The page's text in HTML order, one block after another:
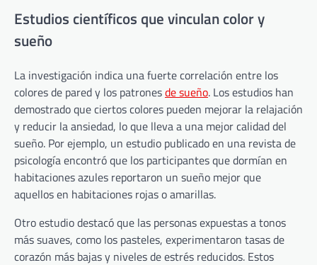
Estudios científicos que vinculan color y
sueño
La investigación indica una fuerte correlación entre los
colores de pared y los patronesde sueño. Los estudios han
demostrado que ciertos colores pueden mejorar la relajación
y reducir la ansiedad, lo que lleva a una mejor calidad del
sueño. Por ejemplo, un estudio publicado en una revista de
psicología encontró que los participantes que dormían en
habitaciones azules reportaron un sueño mejor que
aquellos en habitaciones rojas o amarillas.
Otro estudio destacó que las personas expuestas a tonos
más suaves, como los pasteles, experimentaron tasas de
corazón más bajas y niveles de estrés reducidos. Estos